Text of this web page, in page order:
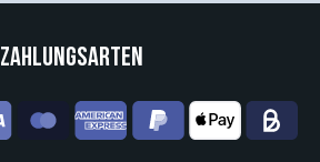
Zahlungsarten